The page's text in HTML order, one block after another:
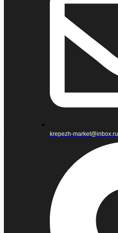
krepezh-market@inbox.ru